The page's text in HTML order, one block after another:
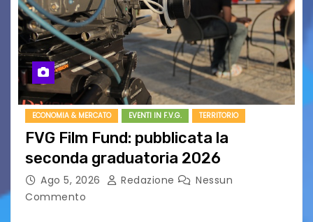
ECONOMIA & MERCATO EVENTI IN F.V.G. TERRITORIO
FVG Film Fund: pubblicata la
seconda graduatoria 2026
Ago 5, 2026 Redazione
Nessun
Commento